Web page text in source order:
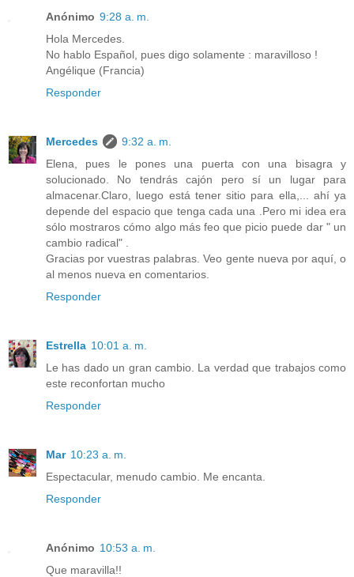
Anónimo 9:28 a. m.
Hola Mercedes.
No hablo Español, pues digo solamente : maravilloso !
Angélique (Francia)
Responder
Mercedes
9:32 a. m.
Elena, pues le pones una puerta con una bisagra y
solucionado. No tendrás cajón pero sí un lugar para
almacenar.Claro, luego está tener sitio para ella,... ahí ya
depende del espacio que tenga cada una .Pero mi idea era
sólo mostraros cómo algo más feo que picio puede dar " un
cambio radical" .
Gracias por vuestras palabras. Veo gente nueva por aquí, o
al menos nueva en comentarios.
Responder
Estrella 10:01 a. m.
Le has dado un gran cambio. La verdad que trabajos como
este reconfortan mucho
Responder
Mar 10:23 a. m.
Espectacular, menudo cambio. Me encanta.
Responder
Anónimo 10:53 a. m.
Que maravilla!!